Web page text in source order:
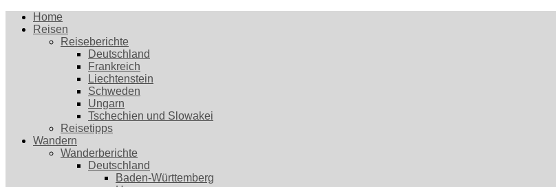
Home
Reisen
Reiseberichte
Deutschland
Frankreich
Liechtenstein
Schweden
Ungarn
Tschechien und Slowakei
Reisetipps
Wandern
Wanderberichte
Deutschland
Baden-Württemberg